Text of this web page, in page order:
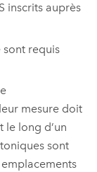
inscrits auprès
requis
mesure doit
le long d’un
sont